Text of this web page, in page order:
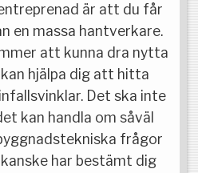
är att du får
en massa hantverkare.
att kunna dra nytta
hjälpa dig att hitta
Det ska inte
kan handla om såväl
frågor
har bestämt dig